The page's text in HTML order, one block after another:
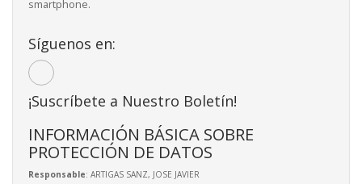
smartphone.
Síguenos en:
¡Suscríbete a Nuestro Boletín!
INFORMACIÓN BÁSICA SOBRE
PROTECCIÓN DE DATOS
Responsable: ARTIGAS SANZ, JOSE JAVIER